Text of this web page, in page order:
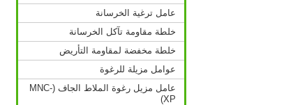
عامل ترغية الخرسانة
خلطة مقاومة تآكل الخرسانة
خلطة مخفضة لمقاومة التأريض
عوامل مزيلة للرغوة
عامل مزيل رغوة الملاط الجاف (MNC-
XP)